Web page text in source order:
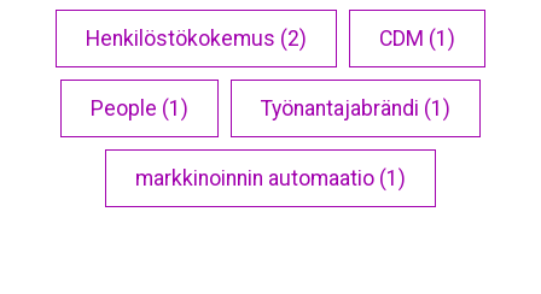
Henkilöstökokemus (2) CDM (1)
People (1) Työnantajabrändi (1)
markkinoinnin automaatio (1)